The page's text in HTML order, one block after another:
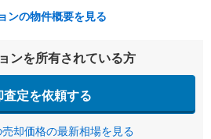
ンの物件概要を見る
ンを所有されている方
査定を依頼する
却価格の最新相場を見る